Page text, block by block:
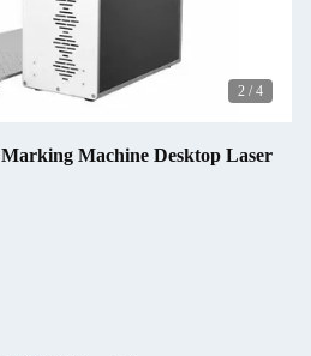
2 / 4
Machine Desktop Laser